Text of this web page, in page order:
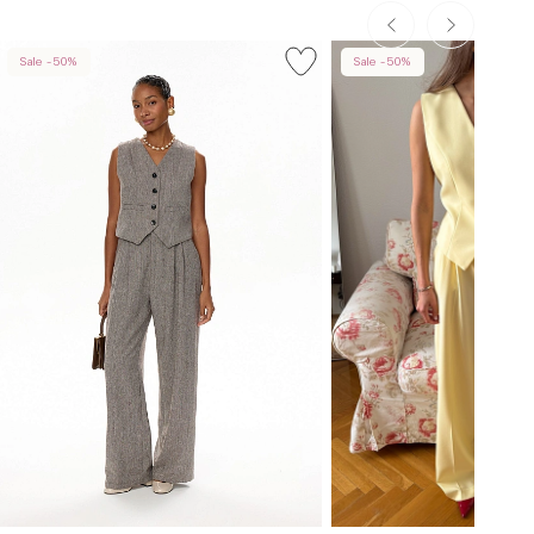
Sale -50% Sale -50%